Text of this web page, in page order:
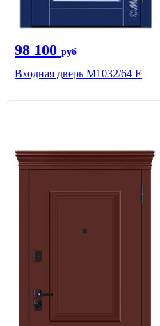
98 100 руб
Входная дверь М1032/64 Е